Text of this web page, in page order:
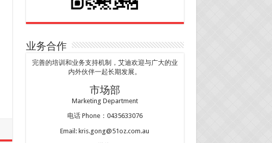
业务合作
完善的培训和业务支持机制，艾迪欢迎与广大的业
内外伙伴一起长期发展。
市场部
Marketing Department
电话 Phone：0435633076
Email: kris.gong@51oz.com.au